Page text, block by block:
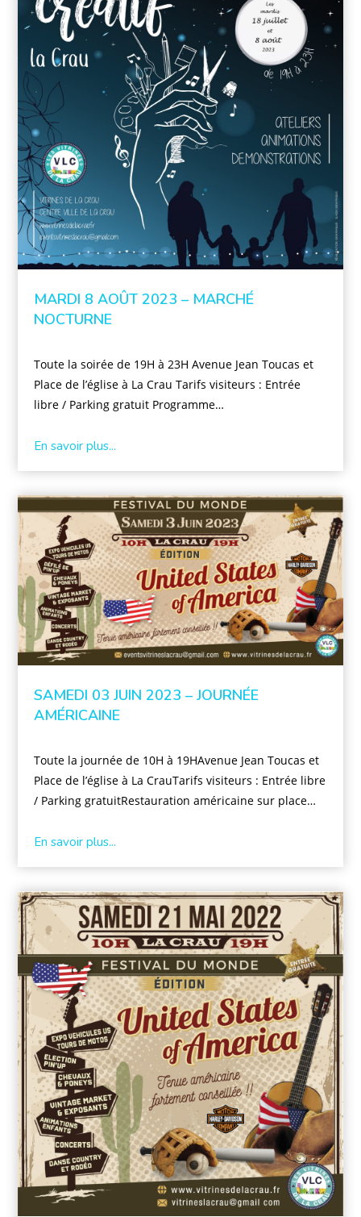
MARDI 8 AOÛT 2023 – MARCHÉ
NOCTURNE
Toute la soirée de 19H à 23H Avenue Jean Toucas et
Place de l’église à La Crau Tarifs visiteurs : Entrée
libre / Parking gratuit Programme…
En savoir plus...
SAMEDI 03 JUIN 2023 – JOURNÉE
AMÉRICAINE
Toute la journée de 10H à 19HAvenue Jean Toucas et
Place de l’église à La CrauTarifs visiteurs : Entrée libre
/ Parking gratuitRestauration américaine sur place…
En savoir plus...